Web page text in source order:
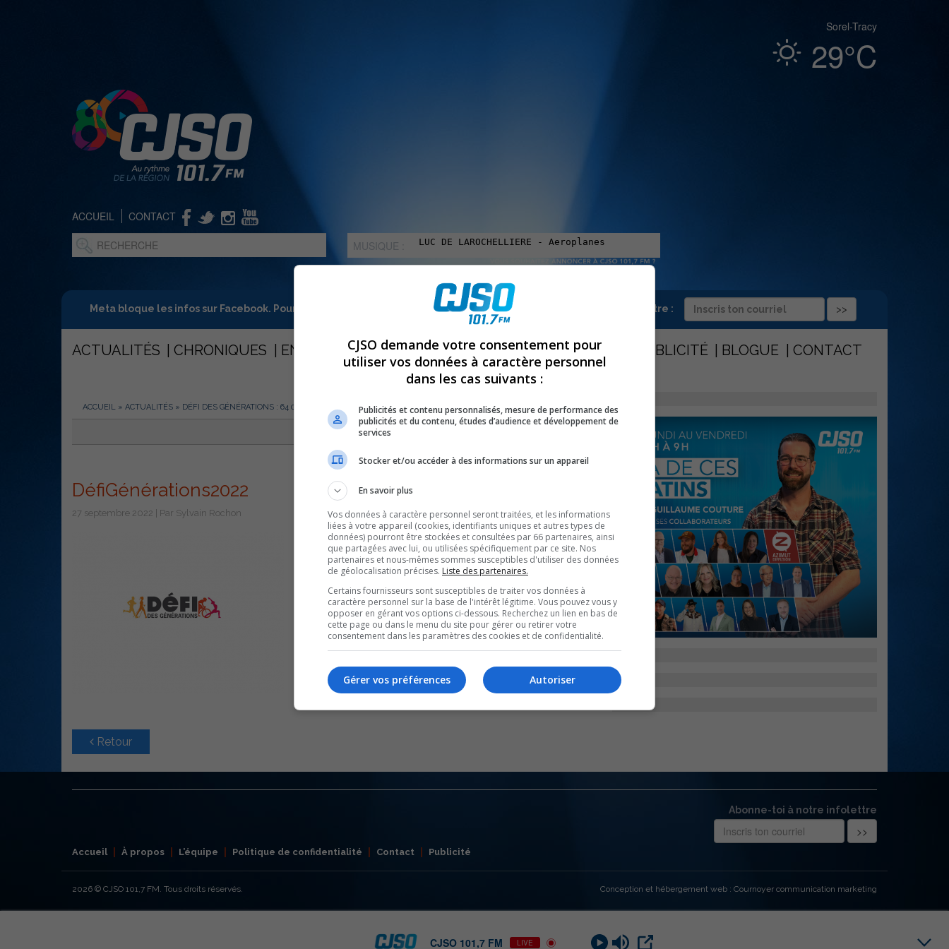
Sorel-Tracy
29°C
ACCUEIL CONTACT
MUSIQUE :
Meta bloque les infos sur Facebook. Pour ne rien manquer à Sorel-Tracy et la région, abonne-toi à notre infolettre :
ACTUALITÉS CHRONIQUES ENTREVUES OPINION ÉMISSIONS CONCOURS PUBLICITÉ BLOGUE CONTACT
ACCUEIL » ACTUALITÉS » DÉFI DES GÉNÉRATIONS : 64 000 $ RÉUNIS POUR LA FONDATION HÔTEL-DIEU»DÉFIGÉNÉRATIONS2022
DéfiGénérations2022
27 septembre 2022 | Par Sylvain Rochon
Retour
Abonne-toi à notre infolettre
Accueil À propos L’équipe Politique de confidentialité Contact Publicité
2026 © CJSO 101,7 FM. Tous droits réservés. Conception et hébergement web : Cournoyer communication marketing
CJSO 101,7 FM LIVE
CJSO demande votre consentement pour
utiliser vos données à caractère personnel
dans les cas suivants :
Publicités et contenu personnalisés, mesure de performance des
publicités et du contenu, études d’audience et développement de
services
Stocker et/ou accéder à des informations sur un appareil
En savoir plus
Vos données à caractère personnel seront traitées, et les informations
liées à votre appareil (cookies, identifiants uniques et autres types de
données) pourront être stockées et consultées par 66 partenaires, ainsi
que partagées avec lui, ou utilisées spécifiquement par ce site. Nos
partenaires et nous-mêmes sommes susceptibles d'utiliser des données
de géolocalisation précises. Liste des partenaires.
Certains fournisseurs sont susceptibles de traiter vos données à
caractère personnel sur la base de l'intérêt légitime. Vous pouvez vous y
opposer en gérant vos options ci-dessous. Recherchez un lien en bas de
cette page ou dans le menu du site pour gérer ou retirer votre
consentement dans les paramètres des cookies et de confidentialité.
Autoriser
Gérer vos préférences